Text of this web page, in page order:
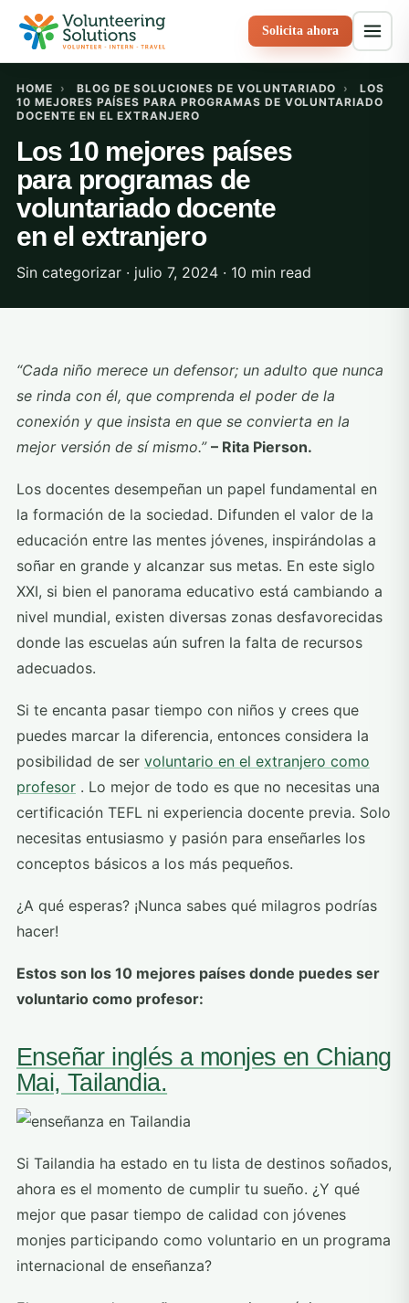
Solicita ahora
HOME › BLOG DE SOLUCIONES DE VOLUNTARIADO ›
LOS
10 MEJORES PAÍSES PARA PROGRAMAS DE VOLUNTARIADO
DOCENTE EN EL EXTRANJERO
Los 10 mejores países
para programas de
voluntariado docente
en el extranjero
Sin categorizar · julio 7, 2024 · 10 min read
“Cada niño merece un defensor; un adulto que nunca
se rinda con él, que comprenda el poder de la
conexión y que insista en que se convierta en la
mejor versión de sí mismo.” – Rita Pierson.
Los docentes desempeñan un papel fundamental en
la formación de la sociedad. Difunden el valor de la
educación entre las mentes jóvenes, inspirándolas a
soñar en grande y alcanzar sus metas. En este siglo
XXI, si bien el panorama educativo está cambiando a
nivel mundial, existen diversas zonas desfavorecidas
donde las escuelas aún sufren la falta de recursos
adecuados.
Si te encanta pasar tiempo con niños y crees que
puedes marcar la diferencia, entonces considera la
posibilidad de ser voluntario en el extranjero como
profesor . Lo mejor de todo es que no necesitas una
certificación TEFL ni experiencia docente previa. Solo
necesitas entusiasmo y pasión para enseñarles los
conceptos básicos a los más pequeños.
¿A qué esperas? ¡Nunca sabes qué milagros podrías
hacer!
Estos son los 10 mejores países donde puedes ser
voluntario como profesor:
Enseñar inglés a monjes en Chiang
Mai, Tailandia.
Si Tailandia ha estado en tu lista de destinos soñados,
ahora es el momento de cumplir tu sueño. ¿Y qué
mejor que pasar tiempo de calidad con jóvenes
monjes participando como voluntario en un programa
internacional de enseñanza?